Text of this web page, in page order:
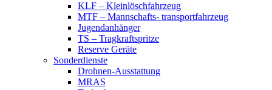
KLF – Kleinlöschfahrzeug
MTF – Mannschafts- transportfahrzeug
Jugendanhänger
TS – Tragkraftspritze
Reserve Geräte
Sonderdienste
Drohnen-Ausstattung
MRAS